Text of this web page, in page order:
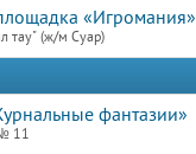
«Игромания»
тау" (ж/м Суар)
фантазии»
11